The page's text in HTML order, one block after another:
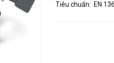
Tiêu chuẩn: EN 136